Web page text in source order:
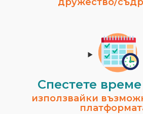
Спестeте
използвайки